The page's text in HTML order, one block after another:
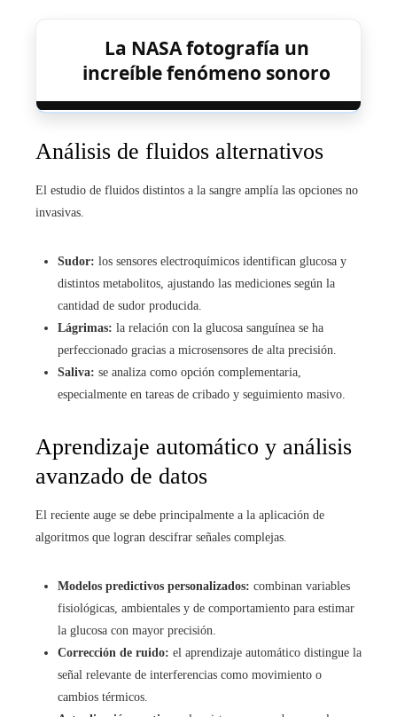
La NASA fotografía un
increíble fenómeno sonoro
Análisis de fluidos alternativos
El estudio de fluidos distintos a la sangre amplía las opciones no
invasivas.
Sudor: los sensores electroquímicos identifican glucosa y
distintos metabolitos, ajustando las mediciones según la
cantidad de sudor producida.
Lágrimas: la relación con la glucosa sanguínea se ha
perfeccionado gracias a microsensores de alta precisión.
Saliva: se analiza como opción complementaria,
especialmente en tareas de cribado y seguimiento masivo.
Aprendizaje automático y análisis
avanzado de datos
El reciente auge se debe principalmente a la aplicación de
algoritmos que logran descifrar señales complejas.
Modelos predictivos personalizados: combinan variables
fisiológicas, ambientales y de comportamiento para estimar
la glucosa con mayor precisión.
Corrección de ruido: el aprendizaje automático distingue la
señal relevante de interferencias como movimiento o
cambios térmicos.